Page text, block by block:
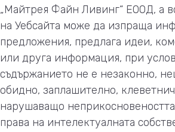
„Майтрея Файн Ливинг“ ЕООД, а
на Уебсайта може да изпраща
предложения, предлага идеи,
или друга информация, при
съдържанието не е незаконно,
обидно, заплашително,
нарушаващо
права на интелектуалната